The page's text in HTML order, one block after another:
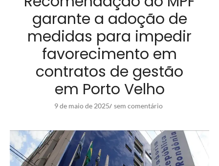
garante a adoção de
medidas para impedir
favorecimento em
contratos de gestão
em Porto Velho
9 de maio de 2025/ sem comentário